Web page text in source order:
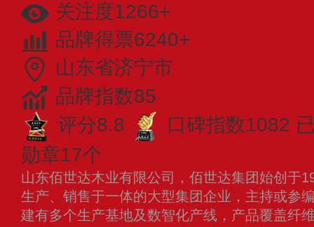
关注度1266+
品牌得票6240+
山东省济宁市
品牌指数85
评分8.8
口碑指数1082
勋章17个
山东佰世达木业有限公司，佰世达集团始创于
生产、销售于一体的大型集团企业，主持或参
建有多个生产基地及数智化产线，产品覆盖纤